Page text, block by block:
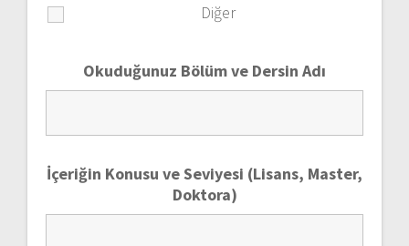
Diğer
Okuduğunuz Bölüm ve Dersin Adı
İçeriğin Konusu ve Seviyesi (Lisans, Master,
Doktora)